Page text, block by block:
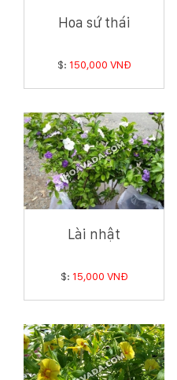
Hoa sứ thái
$: 150,000 VNĐ
Lài nhật
$: 15,000 VNĐ